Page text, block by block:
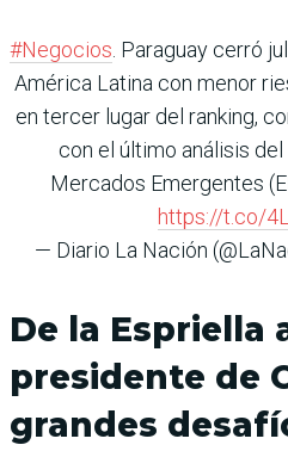
#Negocios . Paraguay cerró
América Latina con menor
en tercer lugar del ranking,
con el último análisis
Mercados Emergentes
https://t.co/
— Diario La Nación
De la Espriella
presidente de
grandes